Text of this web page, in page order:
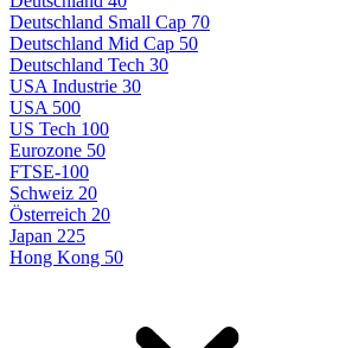
Deutschland Small Cap 70
Deutschland Mid Cap 50
Deutschland Tech 30
USA Industrie 30
USA 500
US Tech 100
Eurozone 50
FTSE-100
Schweiz 20
Österreich 20
Japan 225
Hong Kong 50